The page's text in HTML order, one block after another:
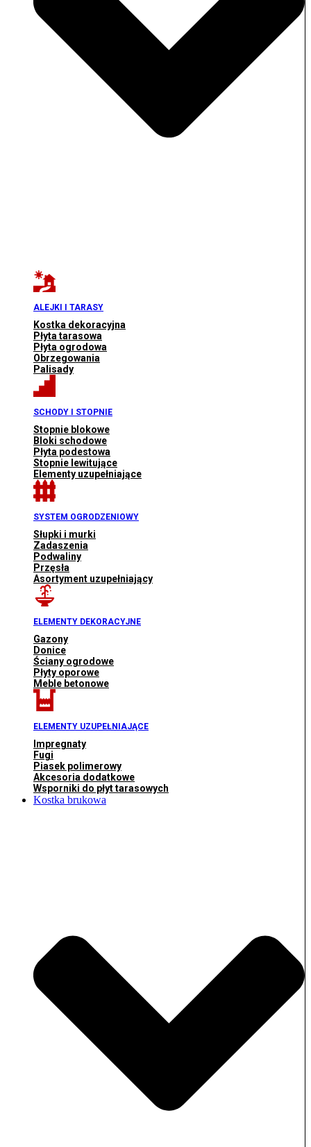
ALEJKI I TARASY
Kostka dekoracyjna
Płyta tarasowa
Płyta ogrodowa
Obrzegowania
Palisady
SCHODY I STOPNIE
Stopnie blokowe
Bloki schodowe
Płyta podestowa
Stopnie lewitujące
Elementy uzupełniające
SYSTEM OGRODZENIOWY
Słupki i murki
Zadaszenia
Podwaliny
Przęsła
Asortyment uzupełniający
ELEMENTY DEKORACYJNE
Gazony
Donice
Ściany ogrodowe
Płyty oporowe
Meble betonowe
ELEMENTY UZUPEŁNIAJĄCE
Impregnaty
Fugi
Piasek polimerowy
Akcesoria dodatkowe
Wsporniki do płyt tarasowych
Kostka brukowa